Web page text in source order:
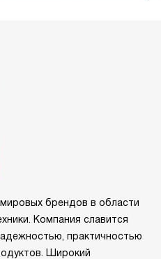
брендов в области
Компания славится
практичностью
Широкий